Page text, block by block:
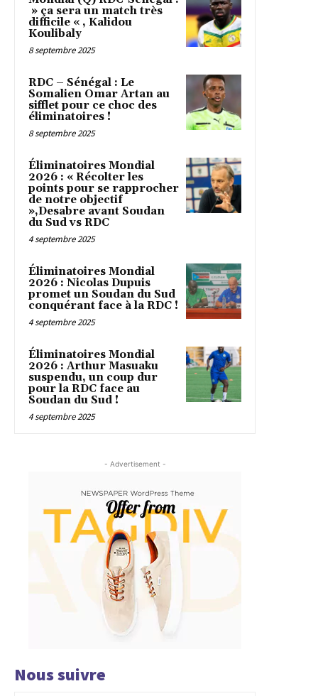
» ça sera un match très
difficile « , Kalidou
Koulibaly
8 septembre 2025
RDC – Sénégal : Le
Somalien Omar Artan au
sifflet pour ce choc des
éliminatoires !
8 septembre 2025
Éliminatoires Mondial
2026 : « Récolter les
points pour se rapprocher
de notre objectif
»,Desabre avant Soudan
du Sud vs RDC
4 septembre 2025
Éliminatoires Mondial
2026 : Nicolas Dupuis
promet un Soudan du Sud
conquérant face à la RDC !
4 septembre 2025
Éliminatoires Mondial
2026 : Arthur Masuaku
suspendu, un coup dur
pour la RDC face au
Soudan du Sud !
4 septembre 2025
- Advertisement -
Nous suivre